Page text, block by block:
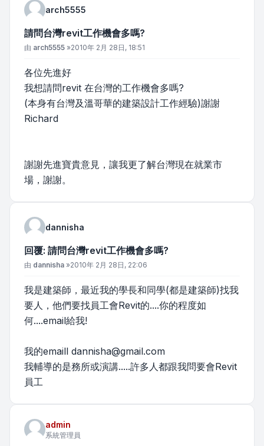
arch5555
請問台灣revit工作機會多嗎?
文章
由 arch5555 »2010年 2月 28日, 18:51
各位先進好
我想請問revit 在台灣的工作機會多嗎?
(本身有台灣及溫哥華的建築設計工作經驗)謝謝
Richard
謝謝先進寶貴意見，讓我更了解台灣現在就業市
場，謝謝。
dannisha
回覆: 請問台灣revit工作機會多嗎?
文章
由 dannisha »2010年 2月 28日, 22:06
我是建築師，最近我的學長和同學(都是建築師)找我
要人，他們要找員工會Revit的....你的程度如
何....email給我!
我的emaill dannisha@gmail.com
我輔導的是務所或演講.....許多人都跟我問要會Revit
員工
admin
系統管理員